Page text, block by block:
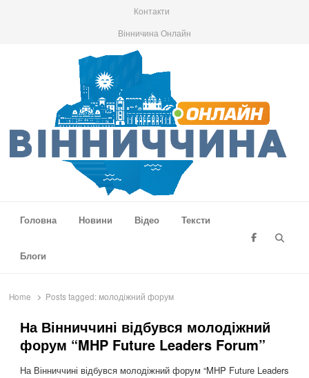
Контакти
Вінничина Онлайн
Головна
Новини Відео Тексти
Блоги
Home Posts tagged: молодіжний форум
На Вінниччині відбувся молодіжний
форум “MHP Future Leaders Forum”
На Вінниччині відбувся молодіжний форум “MHP Future Leaders